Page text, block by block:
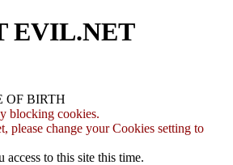
EVIL.NET
OF BIRTH
blocking cookies.
please change your Cookies setting to
access to this site this time.